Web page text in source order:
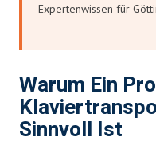
Expertenwissen für
Warum Ein
Sinnvoll Ist